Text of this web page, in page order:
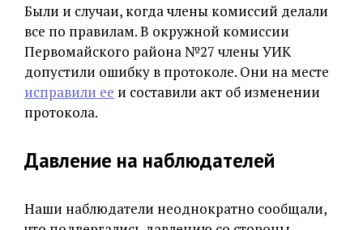
Были и случаи, когда члены комиссий делали
все по правилам. В окружной комиссии
Первомайского района №27 члены УИК
допустили ошибку в протоколе. Они на месте
исправили ее и составили акт об изменении
протокола.
Давление на наблюдателей
Наши наблюдатели неоднократно сообщали,